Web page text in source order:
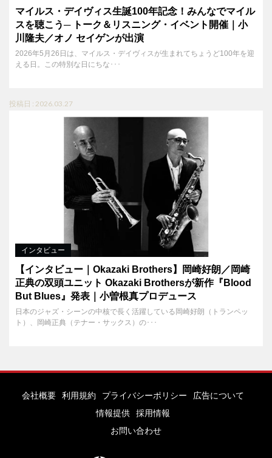
マイルス・デイヴィス生誕100年記念！みんなでマイル
スを聴こう─ トーク＆リスニング・イベント開催｜小
川隆夫／オノ セイゲンが出演
2026年5月26日は、マイルス・デイヴィスが生まれてちょうど100年を迎
える日。この特別な日にちな･･･
投稿日 : 2026.03.27
インタビュー
【インタビュー｜Okazaki Brothers】岡崎好朗／岡崎
正典の双頭ユニット Okazaki Brothersが新作『Blood
But Blues』発表｜小曽根真プロデュース
日本のジャズ・シーンの中核で長く活躍している岡崎好朗（トランペッ
ト）、岡崎正典（テナー・サックス）の･･･
会社概要 利用規約 プライバシーポリシー
広告について
情報提供
採用情報
お問い合わせ